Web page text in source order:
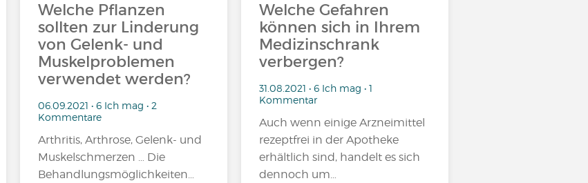
Welche Pflanzen
sollten zur Linderung
von Gelenk- und
Muskelproblemen
verwendet werden?
06.09.2021 • 6 Ich mag • 2
Kommentare
Arthritis, Arthrose, Gelenk- und
Muskelschmerzen … Die
Behandlungsmöglichkeiten…
Welche Gefahren
können sich in Ihrem
Medizinschrank
verbergen?
31.08.2021 • 6 Ich mag • 1
Kommentar
Auch wenn einige Arzneimittel
rezeptfrei in der Apotheke
erhältlich sind, handelt es sich
dennoch um…